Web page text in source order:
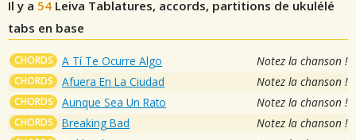
Il y a 54 Leiva Tablatures, accords, partitions de ukulélé
tabs en base
CHORDS A Tí Te Ocurre Algo Notez la chanson !
CHORDS Afuera En La Ciudad Notez la chanson !
CHORDS Aunque Sea Un Rato Notez la chanson !
CHORDS Breaking Bad Notez la chanson !